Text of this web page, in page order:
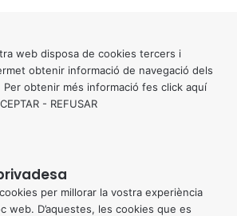
web disposa de cookies tercers i
obtenir informació de navegació dels
Per obtenir més informació fes click aquí
- REFUSAR
per millorar la vostra experiència
web. D’aquestes, les cookies que es